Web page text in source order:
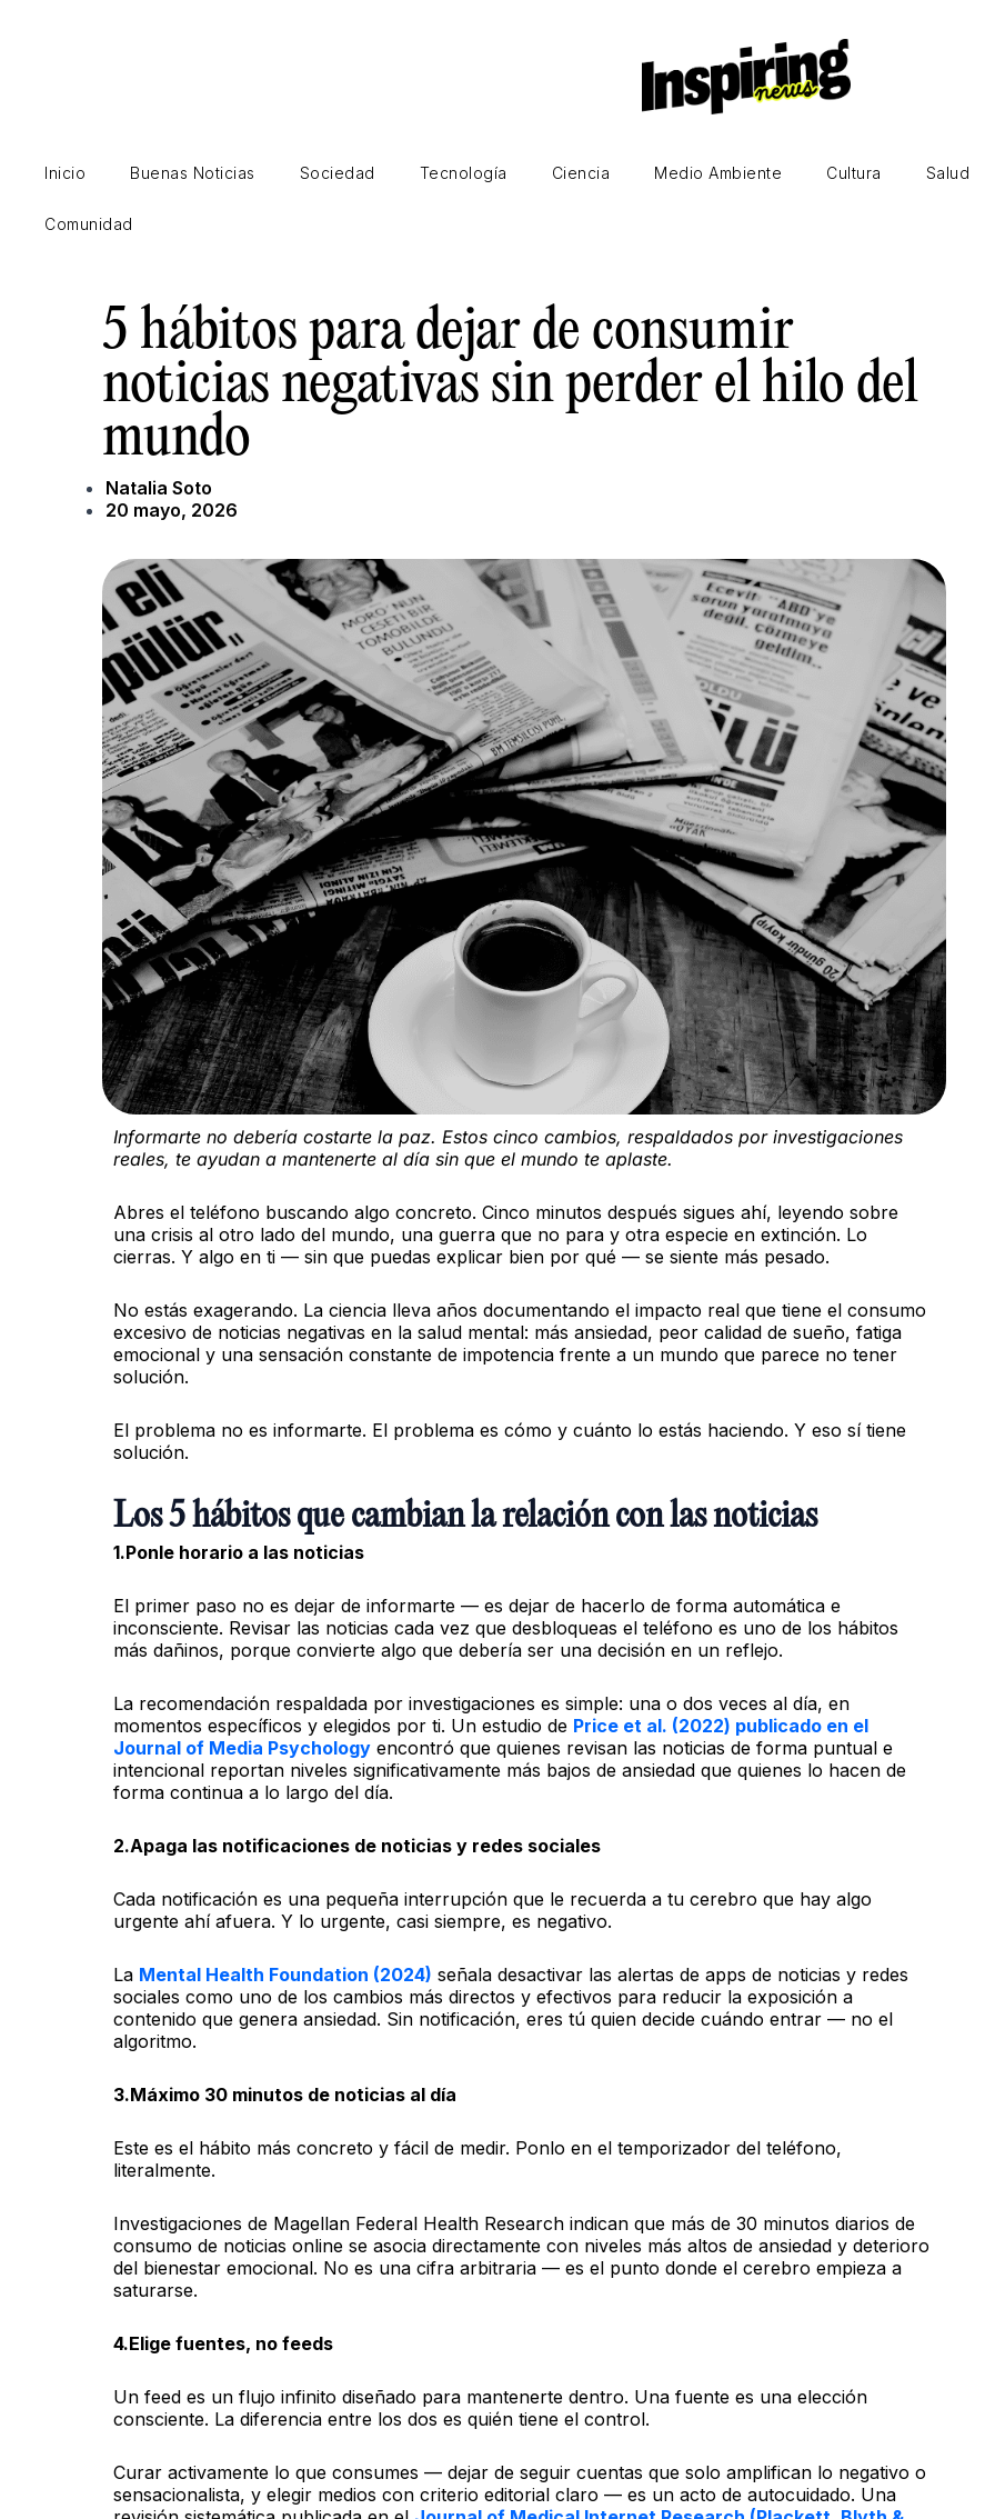
Inicio Buenas Noticias Sociedad Tecnología Ciencia Medio Ambiente Cultura Salud
Comunidad
5 hábitos para dejar de consumir
noticias negativas sin perder el hilo del
mundo
Natalia Soto
20 mayo, 2026
Informarte no debería costarte la paz. Estos cinco cambios, respaldados por investigaciones
reales, te ayudan a mantenerte al día sin que el mundo te aplaste.
Abres el teléfono buscando algo concreto. Cinco minutos después sigues ahí, leyendo sobre
una crisis al otro lado del mundo, una guerra que no para y otra especie en extinción. Lo
cierras. Y algo en ti — sin que puedas explicar bien por qué — se siente más pesado.
No estás exagerando. La ciencia lleva años documentando el impacto real que tiene el consumo
excesivo de noticias negativas en la salud mental: más ansiedad, peor calidad de sueño, fatiga
emocional y una sensación constante de impotencia frente a un mundo que parece no tener
solución.
El problema no es informarte. El problema es cómo y cuánto lo estás haciendo. Y eso sí tiene
solución.
Los 5 hábitos que cambian la relación con las noticias
1.Ponle horario a las noticias
El primer paso no es dejar de informarte — es dejar de hacerlo de forma automática e
inconsciente. Revisar las noticias cada vez que desbloqueas el teléfono es uno de los hábitos
más dañinos, porque convierte algo que debería ser una decisión en un reflejo.
La recomendación respaldada por investigaciones es simple: una o dos veces al día, en
momentos específicos y elegidos por ti. Un estudio de Price et al. (2022) publicado en el
Journal of Media Psychology encontró que quienes revisan las noticias de forma puntual e
intencional reportan niveles significativamente más bajos de ansiedad que quienes lo hacen de
forma continua a lo largo del día.
2.Apaga las notificaciones de noticias y redes sociales
Cada notificación es una pequeña interrupción que le recuerda a tu cerebro que hay algo
urgente ahí afuera. Y lo urgente, casi siempre, es negativo.
La Mental Health Foundation (2024) señala desactivar las alertas de apps de noticias y redes
sociales como uno de los cambios más directos y efectivos para reducir la exposición a
contenido que genera ansiedad. Sin notificación, eres tú quien decide cuándo entrar — no el
algoritmo.
3.Máximo 30 minutos de noticias al día
Este es el hábito más concreto y fácil de medir. Ponlo en el temporizador del teléfono,
literalmente.
Investigaciones de Magellan Federal Health Research indican que más de 30 minutos diarios de
consumo de noticias online se asocia directamente con niveles más altos de ansiedad y deterioro
del bienestar emocional. No es una cifra arbitraria — es el punto donde el cerebro empieza a
saturarse.
4.Elige fuentes, no feeds
Un feed es un flujo infinito diseñado para mantenerte dentro. Una fuente es una elección
consciente. La diferencia entre los dos es quién tiene el control.
Curar activamente lo que consumes — dejar de seguir cuentas que solo amplifican lo negativo o
sensacionalista, y elegir medios con criterio editorial claro — es un acto de autocuidado. Una